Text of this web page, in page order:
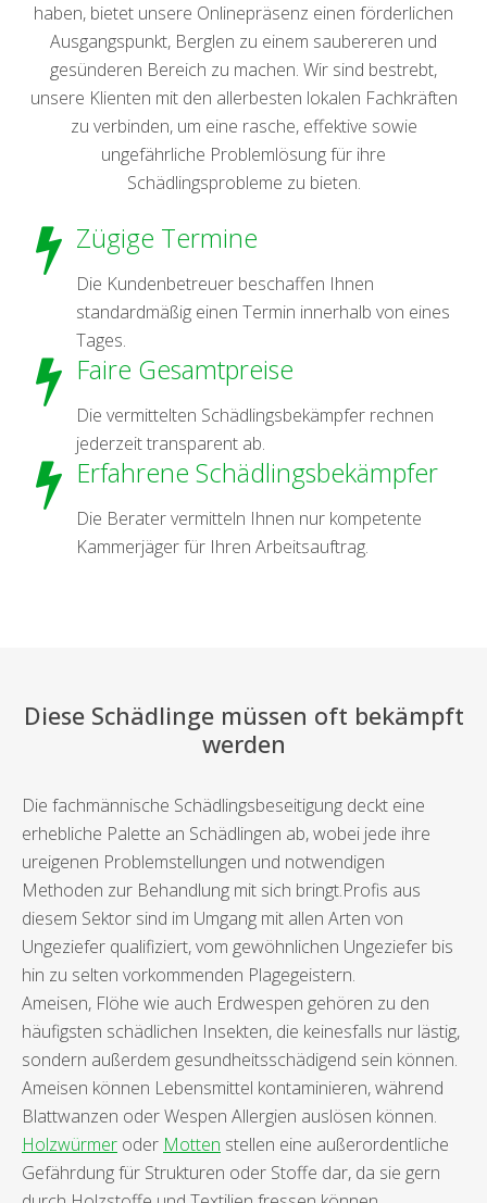
haben, bietet unsere Onlinepräsenz einen förderlichen
Ausgangspunkt, Berglen zu einem saubereren und
gesünderen Bereich zu machen. Wir sind bestrebt,
unsere Klienten mit den allerbesten lokalen Fachkräften
zu verbinden, um eine rasche, effektive sowie
ungefährliche Problemlösung für ihre
Schädlingsprobleme zu bieten.
Zügige Termine
Die Kundenbetreuer beschaffen Ihnen
standardmäßig einen Termin innerhalb von eines
Tages.
Faire Gesamtpreise
Die vermittelten Schädlingsbekämpfer rechnen
jederzeit transparent ab.
Erfahrene Schädlingsbekämpfer
Die Berater vermitteln Ihnen nur kompetente
Kammerjäger für Ihren Arbeitsauftrag.
Diese Schädlinge müssen oft bekämpft
werden
Die fachmännische Schädlingsbeseitigung deckt eine
erhebliche Palette an Schädlingen ab, wobei jede ihre
ureigenen Problemstellungen und notwendigen
Methoden zur Behandlung mit sich bringt.Profis aus
diesem Sektor sind im Umgang mit allen Arten von
Ungeziefer qualifiziert, vom gewöhnlichen Ungeziefer bis
hin zu selten vorkommenden Plagegeistern.
Ameisen, Flöhe wie auch Erdwespen gehören zu den
häufigsten schädlichen Insekten, die keinesfalls nur lästig,
sondern außerdem gesundheitsschädigend sein können.
Ameisen können Lebensmittel kontaminieren, während
Blattwanzen oder Wespen Allergien auslösen können.
Holzwürmer oder Motten stellen eine außerordentliche
Gefährdung für Strukturen oder Stoffe dar, da sie gern